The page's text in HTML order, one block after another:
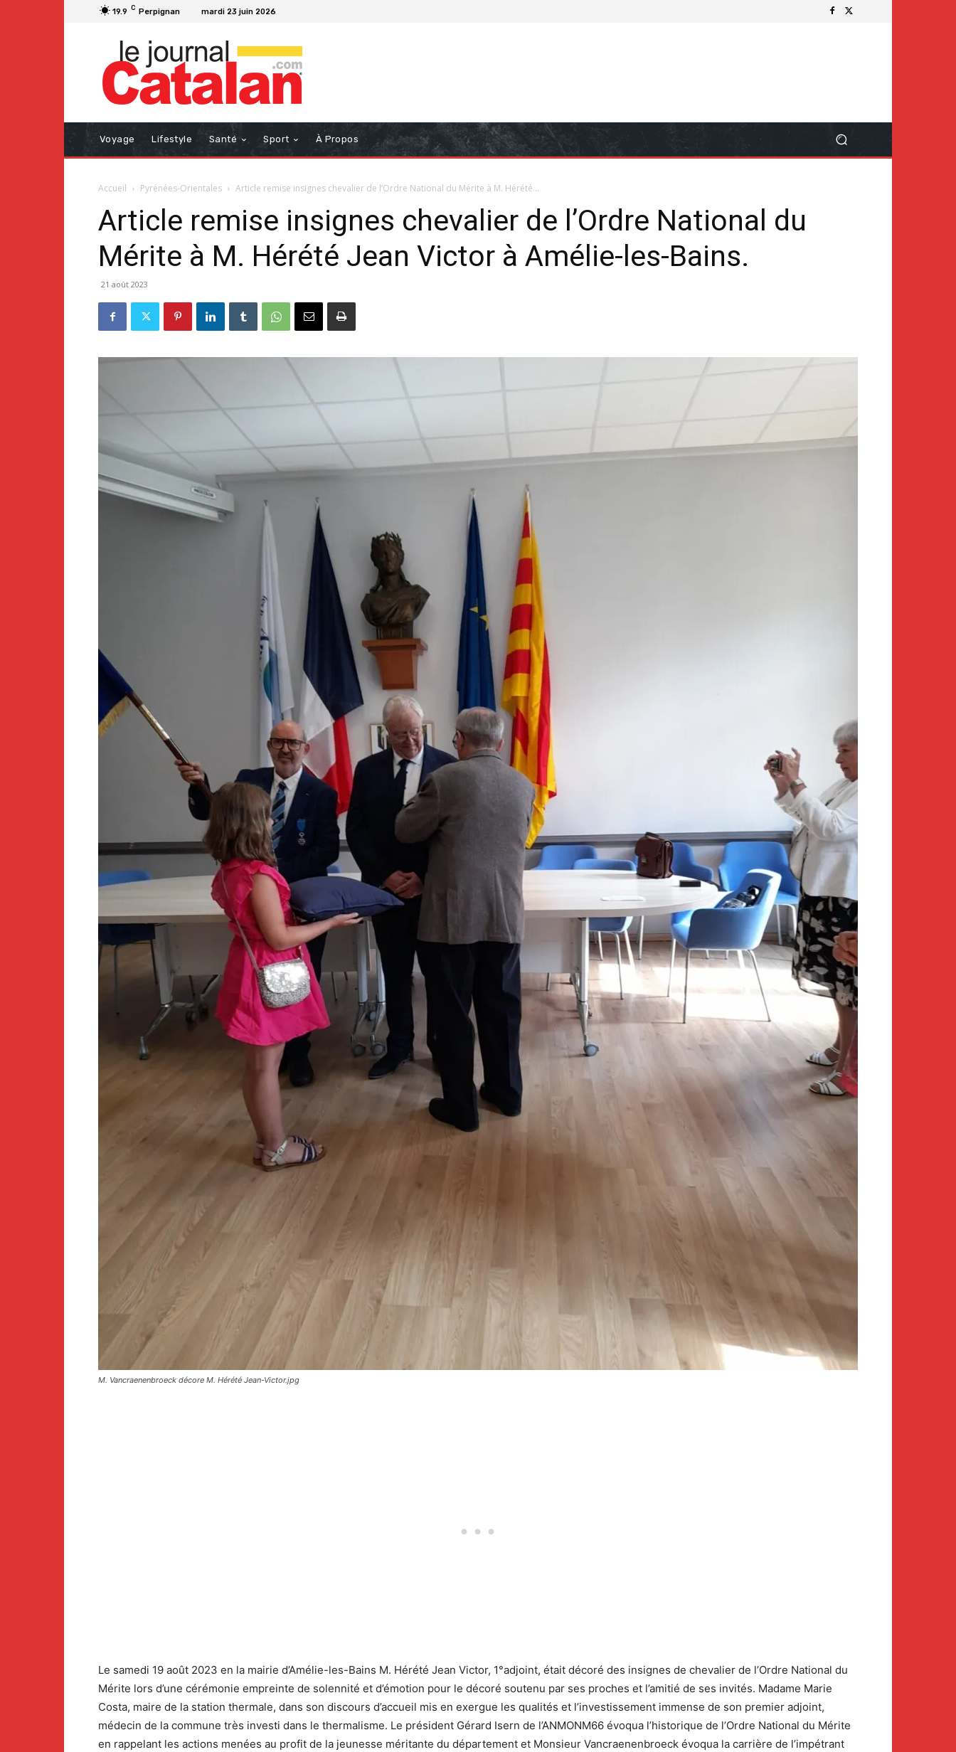
19.9 C Perpignan mardi 23 juin 2026
Voyage Lifestyle Santé Sport À Propos
Accueil Pyrénées-Orientales Article remise insignes chevalier de l’Ordre National du Mérite à M. Hérété...
Article remise insignes chevalier de l’Ordre National du
Mérite à M. Hérété Jean Victor à Amélie-les-Bains.
21 août 2023
M. Vancraenenbroeck décore M. Hérété Jean-Victor.jpg
Le samedi 19 août 2023 en la mairie d’Amélie-les-Bains M. Hérété Jean Victor, 1°adjoint, était décoré des insignes de chevalier de l’Ordre National du
Mérite lors d’une cérémonie empreinte de solennité et d’émotion pour le décoré soutenu par ses proches et l’amitié de ses invités. Madame Marie
Costa, maire de la station thermale, dans son discours d’accueil mis en exergue les qualités et l’investissement immense de son premier adjoint,
médecin de la commune très investi dans le thermalisme. Le président Gérard Isern de l’ANMONM66 évoqua l’historique de l’Ordre National du Mérite
en rappelant les actions menées au profit de la jeunesse méritante du département et Monsieur Vancraenenbroeck évoqua la carrière de l’impétrant